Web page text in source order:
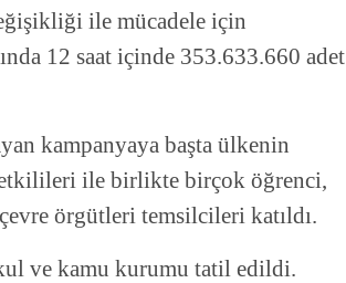
ile mücadele için
12 saat içinde 353.633.660 adet
kampanyaya başta ülkenin
ile birlikte birçok öğrenci,
örgütleri temsilcileri katıldı.
ve kamu kurumu tatil edildi.